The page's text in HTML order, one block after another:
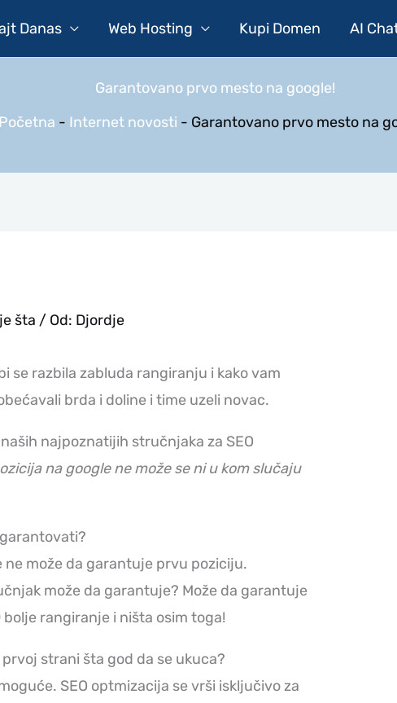
Danas Web Hosting Kupi Domen AI
Garantovano prvo mesto na google!
Početna - Internet novosti - Garantovano prvo mesto na
šta / Od: Djordje
se razbila zabluda rangiranju i kako vam
brda i doline i time uzeli novac.
najpoznatijih stručnjaka za SEO
na google ne može se ni u kom slučaju
ne može da garantuje prvu poziciju.
može da garantuje? Može da garantuje
bolje rangiranje i ništa osim toga!
strani šta god da se ukuca?
SEO optmizacija se vrši isključivo za